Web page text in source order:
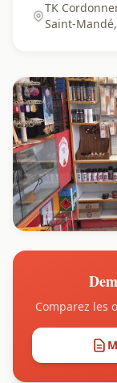
TK
Saint-
Comparez les